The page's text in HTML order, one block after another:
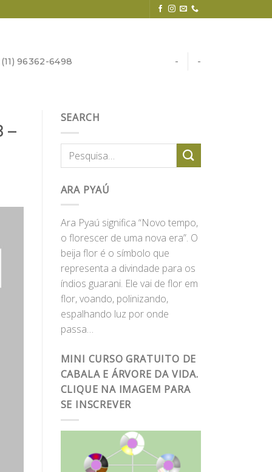
96362-6498 - -
–
SEARCH
ARA PYAÚ
Ara Pyaú significa “Novo tempo,
o florescer de uma nova era”. O
beija flor é o símbolo que
representa a divindade para os
índios guarani. Ele vai de flor em
flor, voando, polinizando,
espalhando luz por onde
passa…
MINI CURSO GRATUITO DE
CABALA E ÁRVORE DA VIDA.
CLIQUE NA IMAGEM PARA
SE INSCREVER